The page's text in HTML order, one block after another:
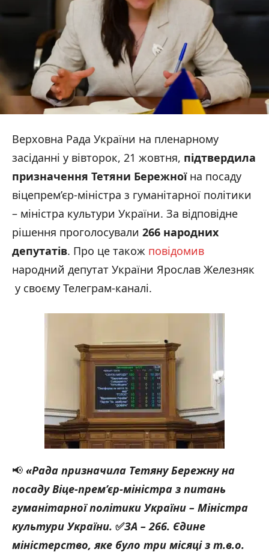
Верховна Рада України на пленарному
засіданні у вівторок, 21 жовтня, підтвердила
призначення Тетяни Бережноїна посаду
віцепрем’єр-міністра з гуманітарної політики
– міністра культури України. За відповідне
рішення проголосували 266 народних
депутатів. Про це також повідомив
народний депутат України Ярослав Железняк
у своєму Телеграм-каналі.
📢 «Рада призначила Тетяну Бережну на
посаду Віце-прем’єр-міністра з питань
гуманітарної політики України – Міністра
культури України. ✅ЗА – 266. Єдине
міністерство, яке було три місяці з т.в.о.